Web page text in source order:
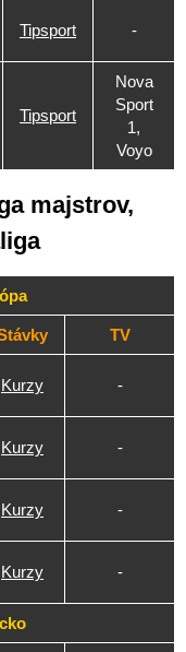
Tipsport -
Tipsport
Nova
Sport
1,
Voyo
majstrov,
TV
Kurzy -
Kurzy -
Kurzy -
Kurzy -